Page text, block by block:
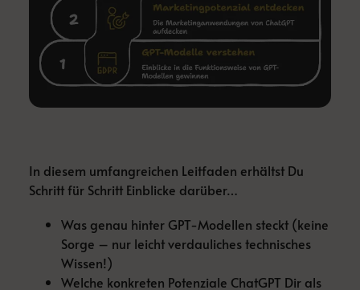
In diesem umfangreichen Leitfaden erhältst Du
Schritt für Schritt Einblicke darüber…
Was genau hinter GPT-Modellen steckt (keine
Sorge – nur leicht verdauliches technisches
Wissen!)
Welche konkreten Potenziale ChatGPT Dir als